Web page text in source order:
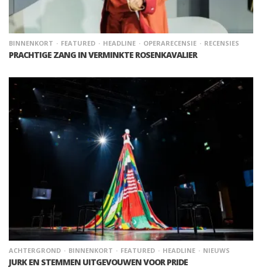
BINNENKORT FEATURED HEADLINE OPERARECENSIE RECENSIES
PRACHTIGE ZANG IN VERMINKTE ROSENKAVALIER
ACHTERGROND BINNENKORT FEATURED HEADLINE NIEUWS
JURK EN STEMMEN UITGEVOUWEN VOOR PRIDE